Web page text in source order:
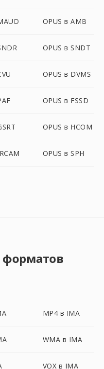
OPUS в AMB
OPUS в SNDT
OPUS в DVMS
OPUS в FSSD
OPUS в HCOM
OPUS в SPH
форматов
MP4 в IMA
WMA в IMA
VOX в IMA